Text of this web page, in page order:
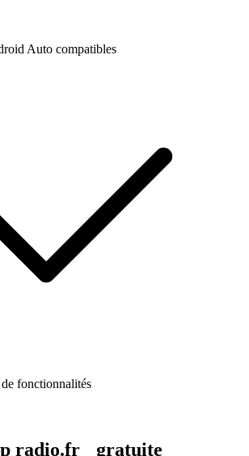
Auto compatibles
fonctionnalités
radio.fr gratuite